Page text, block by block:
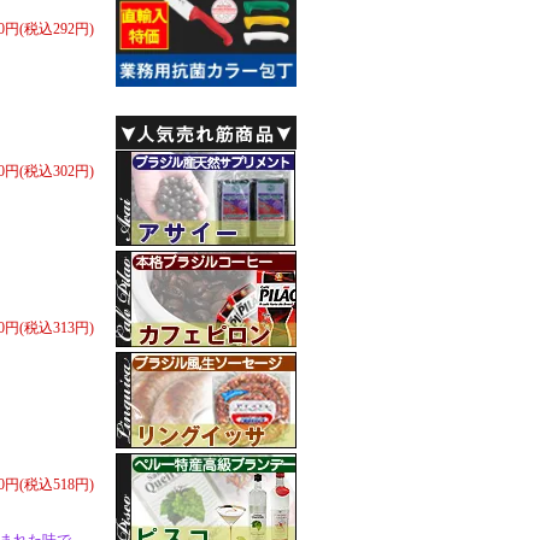
円(税込292円)
円(税込302円)
円(税込313円)
円(税込518円)